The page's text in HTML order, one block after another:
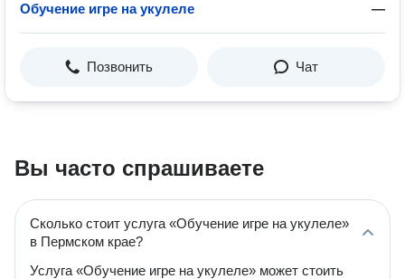
Обучение игре на укулеле —
Позвонить Чат
Вы часто спрашиваете
Сколько стоит услуга «Обучение игре на укулеле»
в Пермском крае?
Услуга «Обучение игре на укулеле» может стоить